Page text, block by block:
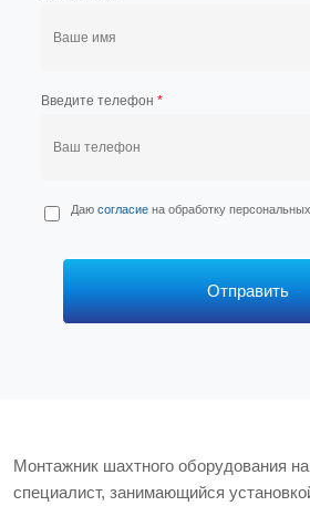
Введите телефон *
П
е
Даю согласиена обработку
Отправить
Монтажник шахтного оборудования
специалист, занимающийся